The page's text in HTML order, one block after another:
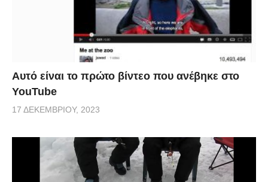
Αυτό είναι το πρώτο βίντεο που ανέβηκε στο
YouTube
17 ΔΕΚΕΜΒΡΊΟΥ, 2023